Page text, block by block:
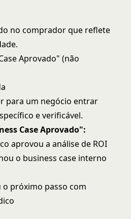
no comprador que reflete
Aprovado" (não
para um negócio entrar
e verificável.
Case Aprovado":
aprovou a análise de ROI
o business case interno
próximo passo com